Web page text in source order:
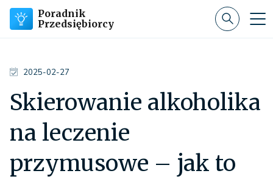
Poradnik
Przedsiębiorcy
2025-02-27
Skierowanie alkoholika
na leczenie
przymusowe – jak to